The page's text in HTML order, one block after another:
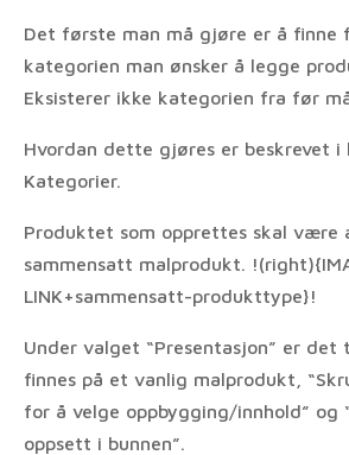
Det første man må gjøre er å finne
kategorien man ønsker å legge
Eksisterer ikke kategorien fra før
Hvordan dette gjøres er beskrevet
Kategorier.
Produktet som opprettes skal være
sammensatt malprodukt.
LINK+sammensatt-produkttype}!
Under valget “Presentasjon” er det
finnes på et vanlig malprodukt,
for å velge oppbygging/innhold” og
oppsett i bunnen”.